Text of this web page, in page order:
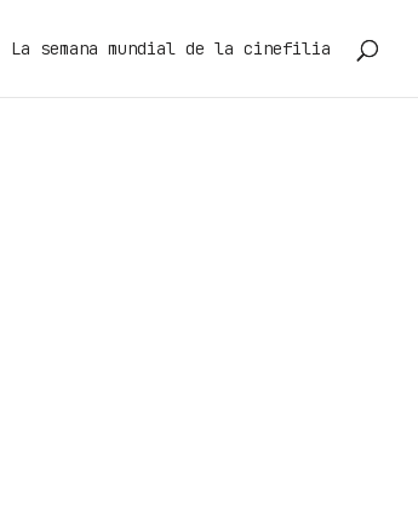
La semana mundial de la cinefilia